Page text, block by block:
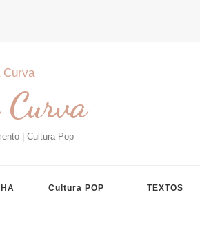
| Cultura Pop
Cultura POP TEXTOS